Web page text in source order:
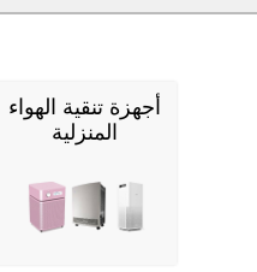
أجهزة تنقية الهواء
المنزلية